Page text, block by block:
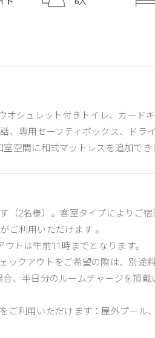
オシュレット付きトイレ、カード
、専用セーフティボックス、ドラ
空間に和式マットレスを追加でき
2名様）。客室タイプによりご宿
ご利用いただけます 。
トは午前11時までとなります。
ックアウトをご希望の際は、別途
、半日分のルームチャージを頂
利用いただけます：屋外プール